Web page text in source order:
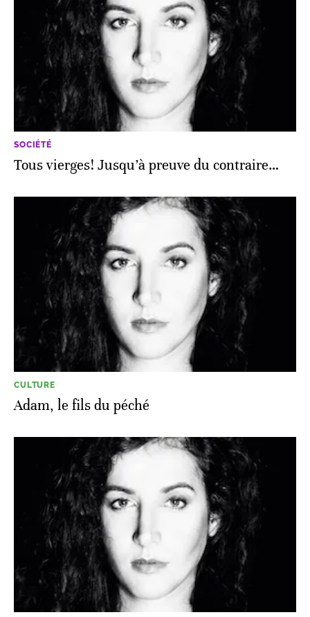
SOCIÉTÉ
Tous vierges! Jusqu’à preuve du contraire…
CULTURE
Adam, le fils du péché